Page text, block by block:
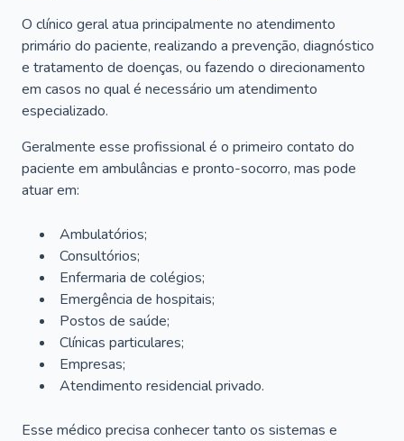
O clínico geral atua principalmente no atendimento
primário do paciente, realizando a prevenção, diagnóstico
e tratamento de doenças, ou fazendo o direcionamento
em casos no qual é necessário um atendimento
especializado.
Geralmente esse profissional é o primeiro contato do
paciente em ambulâncias e pronto-socorro, mas pode
atuar em:
Ambulatórios;
Consultórios;
Enfermaria de colégios;
Emergência de hospitais;
Postos de saúde;
Clínicas particulares;
Empresas;
Atendimento residencial privado.
Esse médico precisa conhecer tanto os sistemas e